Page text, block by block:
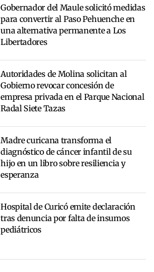
Gobernador del Maule solicitó medidas
para convertir al Paso Pehuenche en
una alternativa permanente a Los
Libertadores
Autoridades de Molina solicitan al
Gobierno revocar concesión de
empresa privada en el Parque Nacional
Radal Siete Tazas
Madre curicana transforma el
diagnóstico de cáncer infantil de su
hijo en un libro sobre resiliencia y
esperanza
Hospital de Curicó emite declaración
tras denuncia por falta de insumos
pediátricos